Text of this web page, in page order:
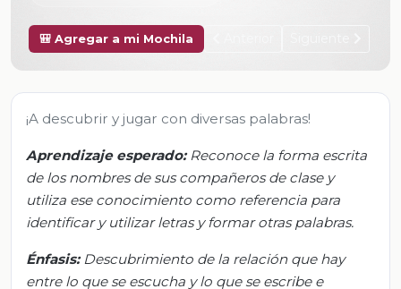
🎒 Agregar a mi Mochila
¡A descubrir y jugar con diversas palabras!
Aprendizaje esperado:Reconoce la forma escrita
de los nombres de sus compañeros de clase y
utiliza ese conocimiento como referencia para
identificar y utilizar letras y formar otras palabras.
Énfasis:Descubrimiento de la relación que hay
entre lo que se escucha y lo que se escribe e